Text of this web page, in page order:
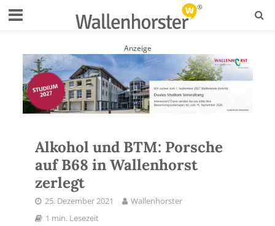
Anzeige
Alkohol und BTM: Porsche
auf B68 in Wallenhorst
zerlegt
25. Dezember 2021
Wallenhorster
1 min. Lesezeit